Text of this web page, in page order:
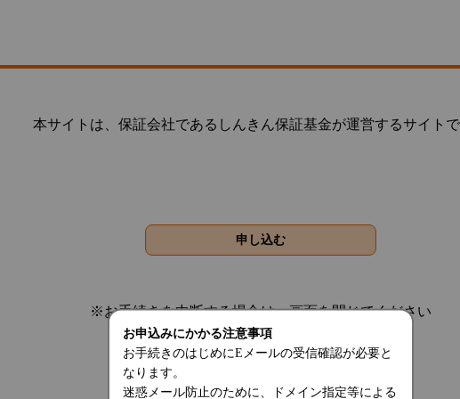
本サイトは、保証会社であるしんきん保証基金が運営するサイト
※お手続きを中断する場合は、画面を閉じてください
お申込みにかかる注意事項
お手続きのはじめにEメールの受信確認が必要と
なります。
迷惑メール防止のために、ドメイン指定等による